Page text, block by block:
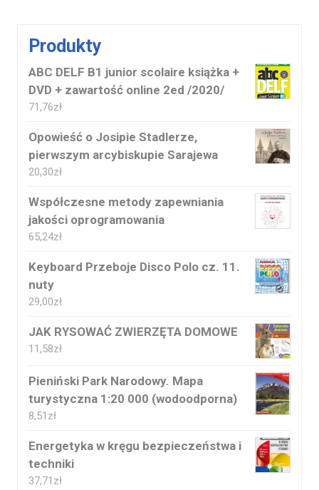
Produkty
ABC DELF B1 junior scolaire książka +
DVD + zawartość online 2ed /2020/
71,76zł
Opowieść o Josipie Stadlerze,
pierwszym arcybiskupie Sarajewa
20,30zł
Współczesne metody zapewniania
jakości oprogramowania
65,24zł
Keyboard Przeboje Disco Polo cz. 11.
nuty
29,00zł
JAK RYSOWAĆ ZWIERZĘTA DOMOWE
11,58zł
Pieniński Park Narodowy. Mapa
turystyczna 1:20 000 (wodoodporna)
8,51 zł
Energetyka w kręgu bezpieczeństwa i
techniki
37,71 zł